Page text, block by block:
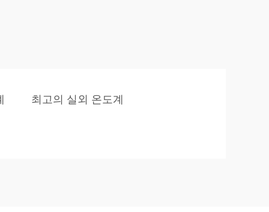
최고의 실외 온도계